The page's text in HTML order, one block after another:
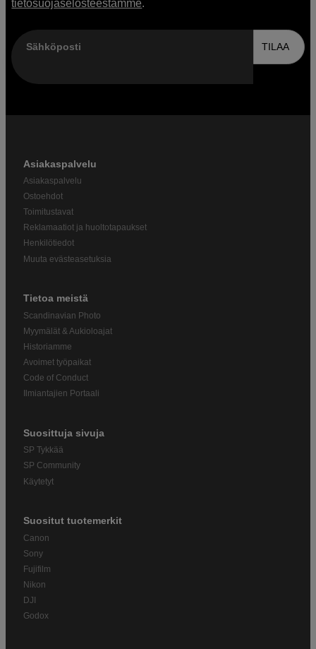
tietosuojaselosteestamme.
Sähköposti TILAA
Asiakaspalvelu
Asiakaspalvelu
Ostoehdot
Toimitustavat
Reklamaatiot ja huoltotapaukset
Henkilötiedot
Muuta evästeasetuksia
Tietoa meistä
Scandinavian Photo
Myymälät & Aukioloajat
Historiamme
Avoimet työpaikat
Code of Conduct
Ilmiantajien Portaali
Suosittuja sivuja
SP Tykkää
SP Community
Käytetyt
Suositut tuotemerkit
Canon
Sony
Fujifilm
Nikon
DJI
Godox